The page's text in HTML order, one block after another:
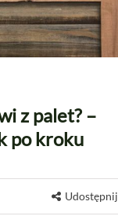
z palet? –
po kroku
Udostępnij